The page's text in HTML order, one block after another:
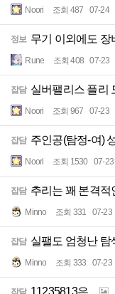
Noori 조회 487 07-24
정보 무기 이외에도 장
Rune 조회 408 07-23
잡담 실버팰리스 플리
Noori 조회 967 07-23
잡담 주인공(탐정-여)
Noori 조회 1530 07-23
잡담 추리는 꽤 본격적
Minno 조회 331 07-23
잡담 실팰도 엄청난 탐
Minno 조회 333 07-23
잡담 11235813은...